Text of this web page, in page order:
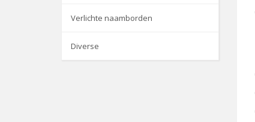
Verlichte naamborden
Diverse